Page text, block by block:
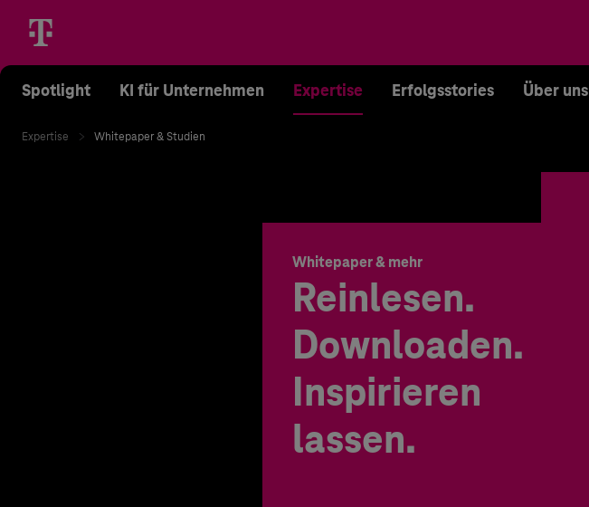
Spotlight KI für Unternehmen Expertise Erfolgsstories Über uns
Expertise Whitepaper & Studien
Whitepaper & mehr
Reinlesen.
Downloaden.
Inspirieren
lassen.